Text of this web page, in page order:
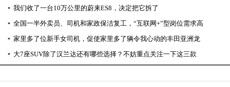
▪ 我们收了一台10万公里的蔚来ES8，决定把它拆了
▪ 全国一半外卖员、司机和家政保洁复工，“互联网+”型岗位需求高
▪ 家里多了位新手女司机，促使家里多了辆令我心动的丰田亚洲龙
▪ 大7座SUV除了汉兰达还有哪些选择？不妨重点关注一下这三款